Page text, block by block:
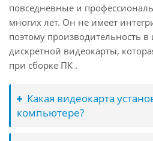
повседневные и
многих лет. Он не имеет
поэтому производительность в
дискретной видеокарты,
при сборке ПК .
Какая видеокарта
компьютере?